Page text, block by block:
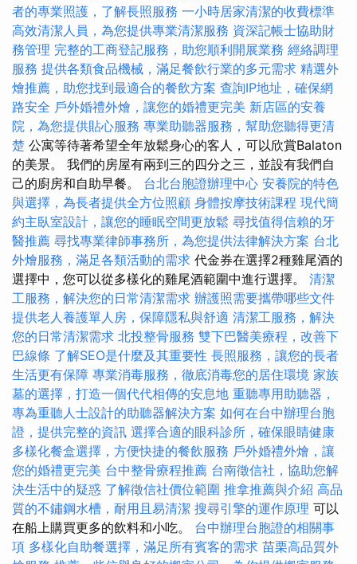
者的專業照護，了解長照服務 一小時居家清潔的收費標準
高效清潔人員，為您提供專業清潔服務 資深記帳士協助財
務管理 完整的工商登記服務，助您順利開展業務 經絡調理
服務 提供各類食品機械，滿足餐飲行業的多元需求 精選外
燴推薦，助您找到最適合的餐飲方案 查詢IP地址，確保網
路安全 戶外婚禮外燴，讓您的婚禮更完美 新店區的安養
院，為您提供貼心服務 專業助聽器服務，幫助您聽得更清
楚 公寓等待著希望全年放鬆身心的客人，可以欣賞Balaton
的美景。 我們的房屋有兩到三的四分之三，並設有我們自
己的廚房和自助早餐。 台北台胞證辦理中心 安養院的特色
與選擇，為長者提供全方位照顧 身體按摩技術課程 現代簡
約主臥室設計，讓您的睡眠空間更放鬆 尋找值得信賴的牙
醫推薦 尋找專業律師事務所，為您提供法律解決方案 台北
外燴服務，滿足各類活動的需求 代金券在選擇2種雞尾酒的
選擇中，您可以從多樣化的雞尾酒範圍中進行選擇。 清潔
工服務，解決您的日常清潔需求 辦護照需要攜帶哪些文件
提供老人養護單人房，保障隱私與舒適 清潔工服務，解決
您的日常清潔需求 北投整骨服務 雙下巴醫美療程，改善下
巴線條 了解SEO是什麼及其重要性 長照服務，讓您的長者
生活更有保障 專業消毒服務，徹底消毒您的居住環境 家族
墓的選擇，打造一個代代相傳的安息地 重聽專用助聽器，
專為重聽人士設計的助聽器解決方案 如何在台中辦理台胞
證，提供完整的資訊 選擇合適的眼科診所，確保眼睛健康
多樣化餐盒選擇，方便快捷的餐飲服務 戶外婚禮外燴，讓
您的婚禮更完美 台中整骨療程推薦 台南徵信社，協助您解
決生活中的疑惑 了解徵信社價位範圍 推拿推薦與介紹 高品
質的不鏽鋼水槽，耐用且易清潔 搜尋引擎的運作原理 可以
在船上購買更多的飲料和小吃。 台中辦理台胞證的相關事
項 多樣化自助餐選擇，滿足所有賓客的需求 苗栗高品質外